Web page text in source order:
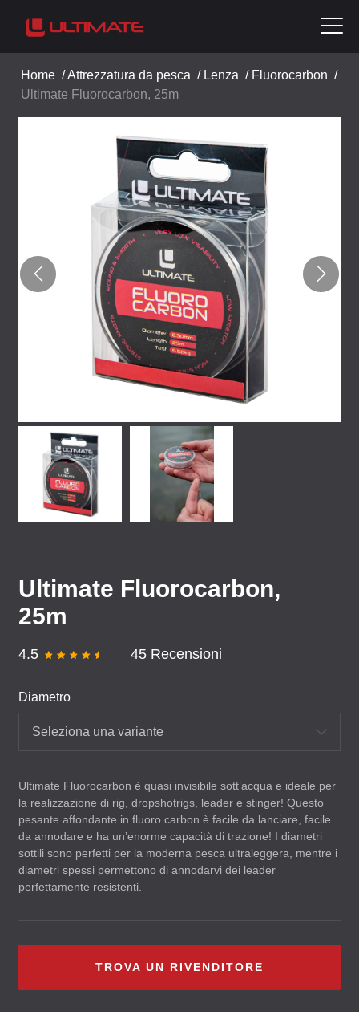
Home /Attrezzatura da pesca / Lenza / Fluorocarbon /
Ultimate Fluorocarbon, 25m
Ultimate Fluorocarbon,
25m
4.5 45 Recensioni
Diametro
Seleziona una variante
Ultimate Fluorocarbon è quasi invisibile sott’acqua e ideale per
la realizzazione di rig, dropshotrigs, leader e stinger! Questo
pesante affondante in fluoro carbon è facile da lanciare, facile
da annodare e ha un’enorme capacità di trazione! I diametri
sottili sono perfetti per la moderna pesca ultraleggera, mentre i
diametri spessi permettono di annodarvi dei leader
perfettamente resistenti.
TROVA UN RIVENDITORE